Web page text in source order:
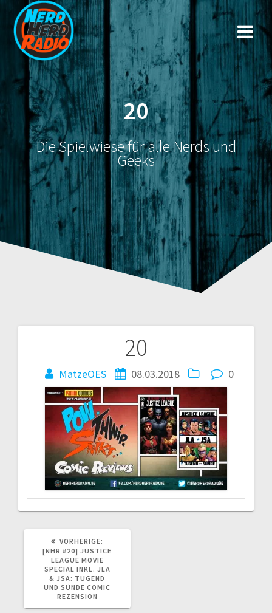
Zum
Inhalt
springen
20
Die Spielwiese für alle Nerds und
Geeks
20
MatzeOES 08.03.2018 0
Beitragsnavigation
VORHERIGE:
BEITRAG:
[NHR #20] JUSTICE
LEAGUE MOVIE
SPECIAL INKL. JLA
& JSA: TUGEND
UND SÜNDE COMIC
REZENSION